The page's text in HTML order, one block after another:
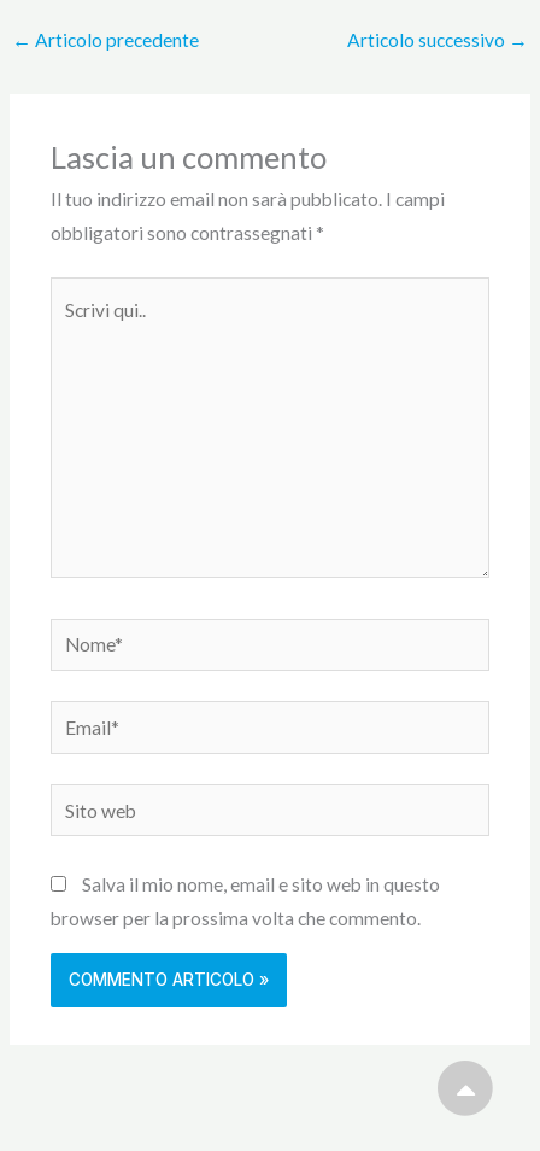
← Articolo precedente Articolo successivo →
Lascia un commento
Il tuo indirizzo email non sarà pubblicato. I campi
obbligatori sono contrassegnati *
Nome*
Email*
Sito
web
Salva il mio nome, email e sito web in questo
browser per la prossima volta che commento.